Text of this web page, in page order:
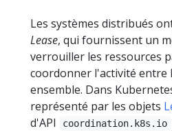
Les systèmes distribués
Lease, qui fournissent un
verrouiller les ressources
coordonner l'activité entre
ensemble. Dans
représenté par les objets
d'API
coordination.k8s.io